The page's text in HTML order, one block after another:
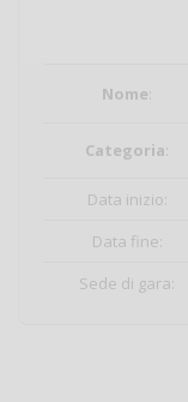
Nome:
Categoria:
Data inizio:
Data fine:
Sede di gara: